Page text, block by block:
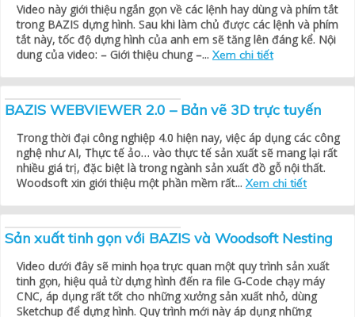
Video này giới thiệu ngắn gọn về các lệnh hay dùng và phím tắt
trong BAZIS dựng hình. Sau khi làm chủ được các lệnh và phím
tắt này, tốc độ dựng hình của anh em sẽ tăng lên đáng kể. Nội
dung của video: – Giới thiệu chung –... Xem chi tiết
BAZIS WEBVIEWER 2.0 – Bản vẽ 3D trực tuyến
Trong thời đại công nghiệp 4.0 hiện nay, việc áp dụng các công
nghệ như AI, Thực tế ảo… vào thực tế sản xuất sẽ mang lại rất
nhiều giá trị, đặc biệt là trong ngành sản xuất đồ gỗ nội thất.
Woodsoft xin giới thiệu một phần mềm rất... Xem chi tiết
Sản xuất tinh gọn với BAZIS và Woodsoft Nesting
Video dưới đây sẽ minh họa trực quan một quy trình sản xuất
tinh gọn, hiệu quả từ dựng hình đến ra file G-Code chạy máy
CNC, áp dụng rất tốt cho những xưởng sản xuất nhỏ, dùng
Sketchup để dựng hình. Quy trình mới này áp dụng những